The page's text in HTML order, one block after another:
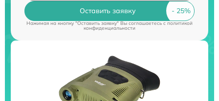
Оставить заявку
Нажимая на кнопку "Оставить заявку" Вы соглашаетесь cполитикой
конфиденциальности